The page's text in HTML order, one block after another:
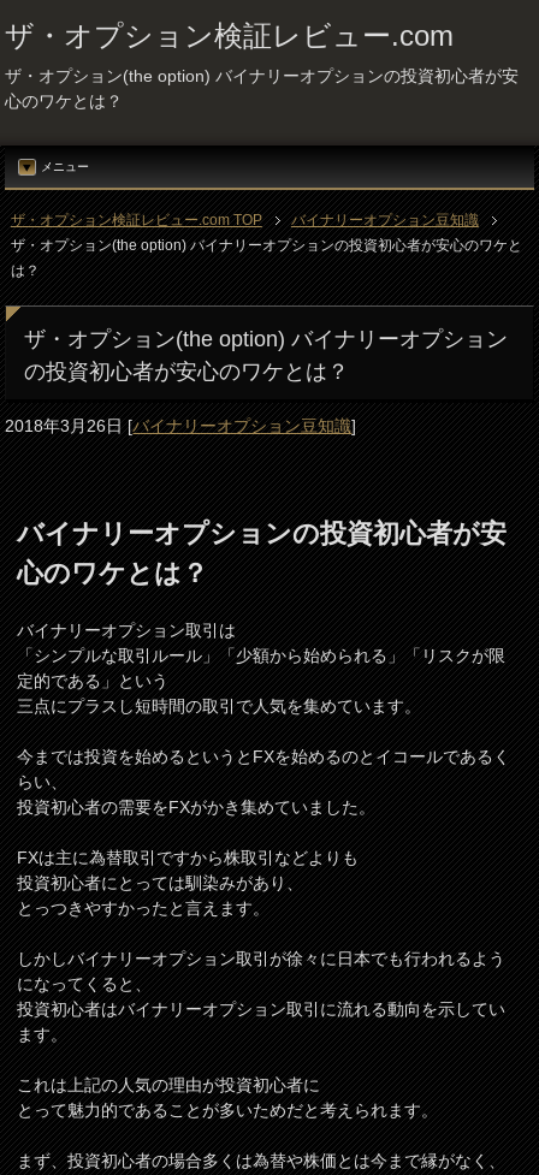
ザ・オプション検証レビュー.com
ザ・オプション(the option) バイナリーオプションの投資初心者が安
心のワケとは？
メニュー
ザ・オプション検証レビュー.com TOP
バイナリーオプション豆知識
ザ・オプション(the option) バイナリーオプションの投資初心者が安心のワケと
は？
ザ・オプション(the option) バイナリーオプション
の投資初心者が安心のワケとは？
2018年3月26日[バイナリーオプション豆知識]
バイナリーオプションの投資初心者が安
心のワケとは？
バイナリーオプション取引は
「シンプルな取引ルール」「少額から始められる」「リスクが限
定的である」という
三点にプラスし短時間の取引で人気を集めています。
今までは投資を始めるというとFXを始めるのとイコールであるく
らい、
投資初心者の需要をFXがかき集めていました。
FXは主に為替取引ですから株取引などよりも
投資初心者にとっては馴染みがあり、
とっつきやすかったと言えます。
しかしバイナリーオプション取引が徐々に日本でも行われるよう
になってくると、
投資初心者はバイナリーオプション取引に流れる動向を示してい
ます。
これは上記の人気の理由が投資初心者に
とって魅力的であることが多いためだと考えられます。
まず、投資初心者の場合多くは為替や株価とは今まで縁がなく、